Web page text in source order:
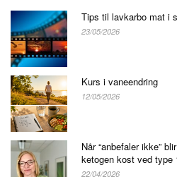
Tips til lavkarbo mat i
23/05/2026
Kurs i vaneendring
12/05/2026
Når “anbefaler ikke”
ketogen kost ved type
22/04/2026